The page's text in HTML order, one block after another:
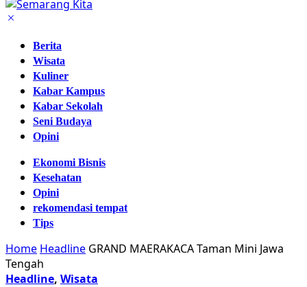
Berita
Wisata
Kuliner
Kabar Kampus
Kabar Sekolah
Seni Budaya
Opini
Ekonomi Bisnis
Kesehatan
Opini
rekomendasi tempat
Tips
Home Headline GRAND MAERAKACA Taman Mini Jawa
Tengah
Headline, Wisata